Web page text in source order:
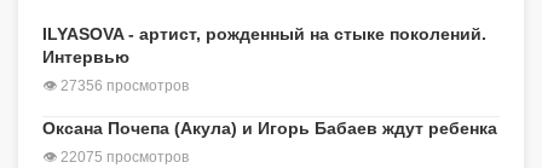
ILYASOVA - артист, рожденный на стыке поколений.
Интервью
👁 27356 просмотров
Оксана Почепа (Акула) и Игорь Бабаев ждут ребенка
👁 22075 просмотров